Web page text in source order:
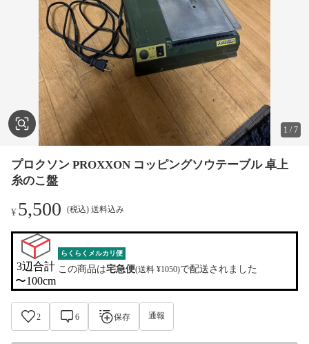
1 /7
プロクソン PROXXON コッピングソウテーブル 卓上
糸のこ盤
¥5,500 (税込) 送料込み
3辺合計
〜100cm
らくらくメルカリ便
この商品は宅急便(送料 ¥1050)で配送されました
2 6 保存 通報